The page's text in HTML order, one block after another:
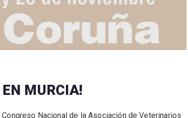
MURCIA!
Nacional de la Asociación de Veterinarios